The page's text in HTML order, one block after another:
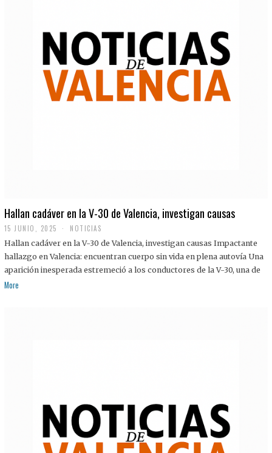
Hallan cadáver en la V-30 de Valencia, investigan causas
15 JUNIO, 2025 NOTICIAS
Hallan cadáver en la V-30 de Valencia, investigan causas Impactante
hallazgo en Valencia: encuentran cuerpo sin vida en plena autovía Una
aparición inesperada estremeció a los conductores de la V-30, una de
More